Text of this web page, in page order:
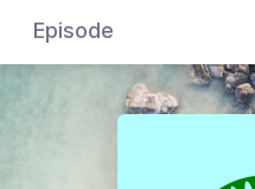
Episode